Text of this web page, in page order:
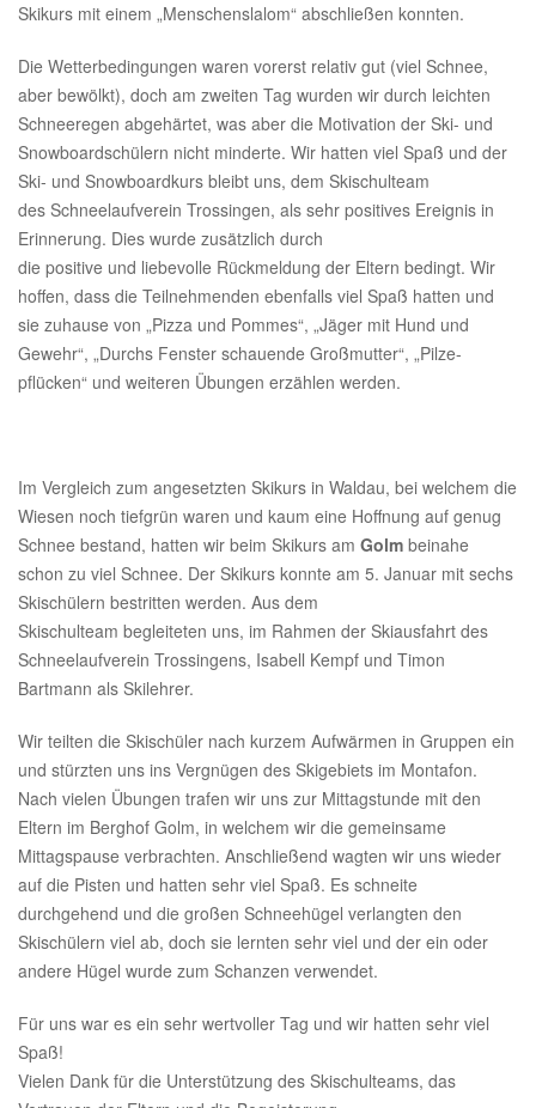
Skikurs mit einem „Menschenslalom“ abschließen konnten.
Die Wetterbedingungen waren vorerst relativ gut (viel Schnee,
aber bewölkt), doch am zweiten Tag wurden wir durch leichten
Schneeregen abgehärtet, was aber die Motivation der Ski- und
Snowboardschülern nicht minderte. Wir hatten viel Spaß und der
Ski- und Snowboardkurs bleibt uns, dem Skischulteam
des Schneelaufverein Trossingen, als sehr positives Ereignis in
Erinnerung. Dies wurde zusätzlich durch
die positive und liebevolle Rückmeldung der Eltern bedingt. Wir
hoffen, dass die Teilnehmenden ebenfalls viel Spaß hatten und
sie zuhause von „Pizza und Pommes“, „Jäger mit Hund und
Gewehr“, „Durchs Fenster schauende Großmutter“, „Pilze-
pflücken“ und weiteren Übungen erzählen werden.
Im Vergleich zum angesetzten Skikurs in Waldau, bei welchem die
Wiesen noch tiefgrün waren und kaum eine Hoffnung auf genug
Schnee bestand, hatten wir beim Skikurs am Golm beinahe
schon zu viel Schnee. Der Skikurs konnte am 5. Januar mit sechs
Skischülern bestritten werden. Aus dem
Skischulteam begleiteten uns, im Rahmen der Skiausfahrt des
Schneelaufverein Trossingens, Isabell Kempf und Timon
Bartmann als Skilehrer.
Wir teilten die Skischüler nach kurzem Aufwärmen in Gruppen ein
und stürzten uns ins Vergnügen des Skigebiets im Montafon.
Nach vielen Übungen trafen wir uns zur Mittagstunde mit den
Eltern im Berghof Golm, in welchem wir die gemeinsame
Mittagspause verbrachten. Anschließend wagten wir uns wieder
auf die Pisten und hatten sehr viel Spaß. Es schneite
durchgehend und die großen Schneehügel verlangten den
Skischülern viel ab, doch sie lernten sehr viel und der ein oder
andere Hügel wurde zum Schanzen verwendet.
Für uns war es ein sehr wertvoller Tag und wir hatten sehr viel
Spaß!
Vielen Dank für die Unterstützung des Skischulteams, das